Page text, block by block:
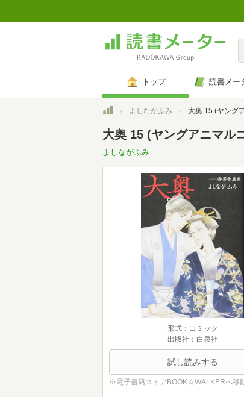
トップ 読書メー
トップよしながふみ 大奥 15 (ヤング
大奥 15 (ヤングアニマル
よしながふみ
形式：コミック
出版社：白泉社
試し読みする
※電子書籍ストアBOOK☆WALKERへ移